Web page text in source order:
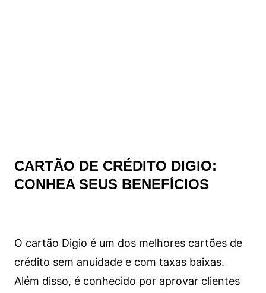
CARTÃO DE CRÉDITO DIGIO:
CONHEA SEUS BENEFÍCIOS
O cartão Digio é um dos melhores cartões de
crédito sem anuidade e com taxas baixas.
Além disso, é conhecido por aprovar clientes